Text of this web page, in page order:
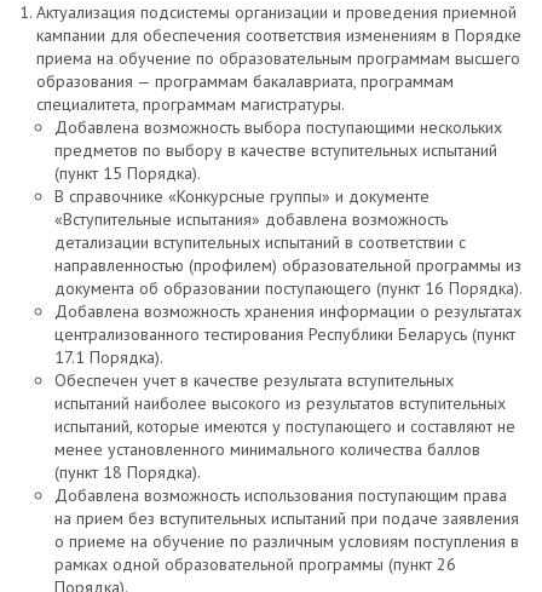
Актуализация подсистемы организации и проведения приемной
кампании для обеспечения соответствия изменениям в Порядке
приема на обучение по образовательным программам высшего
образования — программам бакалавриата, программам
специалитета, программам магистратуры.
Добавлена возможность выбора поступающими нескольких
предметов по выбору в качестве вступительных испытаний
(пункт 15 Порядка).
В справочнике «Конкурсные группы» и документе
«Вступительные испытания» добавлена возможность
детализации вступительных испытаний в соответствии с
направленностью (профилем) образовательной программы из
документа об образовании поступающего (пункт 16 Порядка).
Добавлена возможность хранения информации о результатах
централизованного тестирования Республики Беларусь (пункт
17.1 Порядка).
Обеспечен учет в качестве результата вступительных
испытаний наиболее высокого из результатов вступительных
испытаний, которые имеются у поступающего и составляют не
менее установленного минимального количества баллов
(пункт 18 Порядка).
Добавлена возможность использования поступающим права
на прием без вступительных испытаний при подаче заявления
о приеме на обучение по различным условиям поступления в
рамках одной образовательной программы (пункт 26
Порядка).